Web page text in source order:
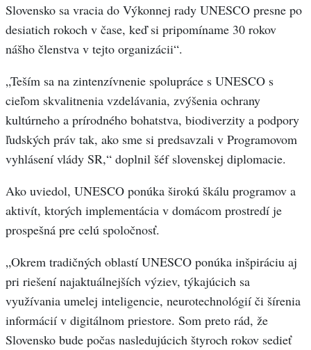
Slovensko sa vracia do Výkonnej rady UNESCO presne po
desiatich rokoch v čase, keď si pripomíname 30 rokov
nášho členstva v tejto organizácii“.
„Teším sa na zintenzívnenie spolupráce s UNESCO s
cieľom skvalitnenia vzdelávania, zvýšenia ochrany
kultúrneho a prírodného bohatstva, biodiverzity a podpory
ľudských práv tak, ako sme si predsavzali v Programovom
vyhlásení vlády SR,“ doplnil šéf slovenskej diplomacie.
Ako uviedol, UNESCO ponúka širokú škálu programov a
aktivít, ktorých implementácia v domácom prostredí je
prospešná pre celú spoločnosť.
„Okrem tradičných oblastí UNESCO ponúka inšpiráciu aj
pri riešení najaktuálnejších výziev, týkajúcich sa
využívania umelej inteligencie, neurotechnológií či šírenia
informácií v digitálnom priestore. Som preto rád, že
Slovensko bude počas nasledujúcich štyroch rokov sedieť